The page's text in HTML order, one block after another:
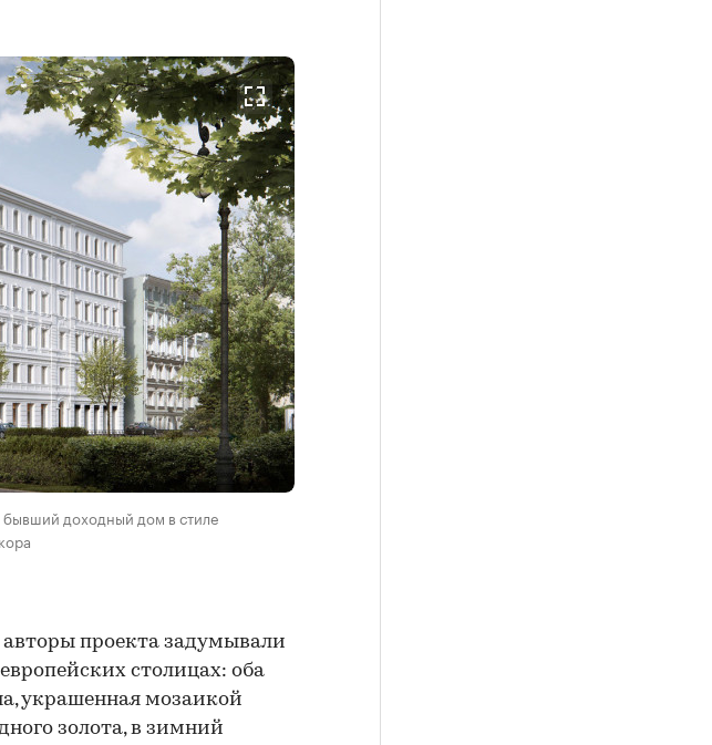
доходный дом в стиле
авторы проекта задумывали
столицах: оба
украшенная мозаикой
золота, в зимний